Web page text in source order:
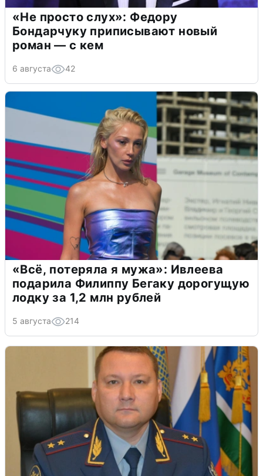
«Не просто слух»: Федору
Бондарчуку приписывают новый
роман — с кем
6 августа 42
«Всё, потеряла я мужа»: Ивлеева
подарила Филиппу Бегаку дорогущую
лодку за 1,2 млн рублей
5 августа 214